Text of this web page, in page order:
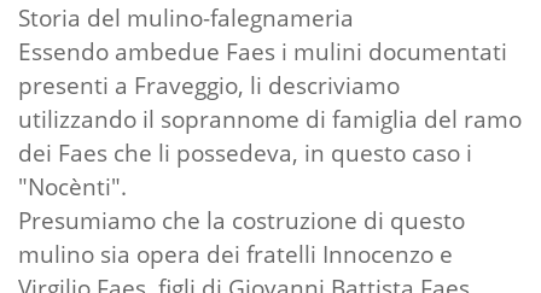
Storia del mulino-falegnameria
Essendo ambedue Faes i mulini documentati
presenti a Fraveggio, li descriviamo
utilizzando il soprannome di famiglia del ramo
dei Faes che li possedeva, in questo caso i
"Nocènti".
Presumiamo che la costruzione di questo
mulino sia opera dei fratelli Innocenzo e